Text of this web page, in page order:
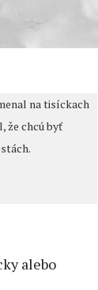
na tisíckach
že chcú byť
alebo